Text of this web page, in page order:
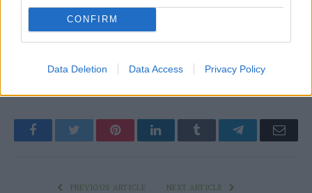
CONFIRM
Data Deletion Data Access Privacy Policy
top business ΓΕΚ ΤΕΡΝΑ Σουρέτης
Facebook Twitter PinterestLinkedIn Tumblr Telegram
PREVIOUS ARTICLE NEXT ARTICLE